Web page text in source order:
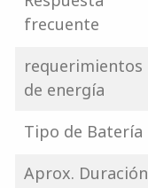
frecuente
requerimientos
de energía
Tipo de Batería
Aprox. Duración